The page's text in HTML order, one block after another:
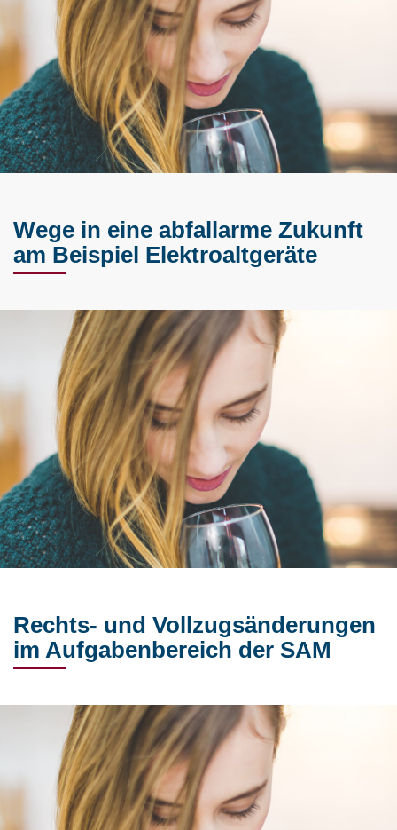
Wege in eine abfallarme Zukunft
am Beispiel Elektroaltgeräte
Rechts- und Vollzugsänderungen
im Aufgabenbereich der SAM